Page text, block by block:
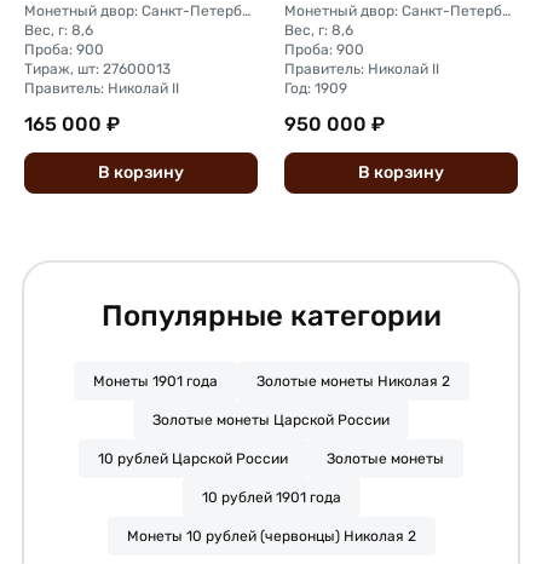
Монетный двор: Санкт-Петербургский монетный двор
Вес, г: 8,6
Проба: 900
Тираж, шт: 27600013
Правитель: Николай II
165 000 ₽
В корзину
Монетный двор: Санкт-Петербургский монетный двор
Вес, г: 8,6
Проба: 900
Правитель: Николай II
Год: 1909
950 000 ₽
В корзину
Популярные категории
Монеты 1901 года Золотые монеты Николая 2
Золотые монеты Царской России
10 рублей Царской России Золотые монеты
10 рублей 1901 года
Монеты 10 рублей (червонцы) Николая 2